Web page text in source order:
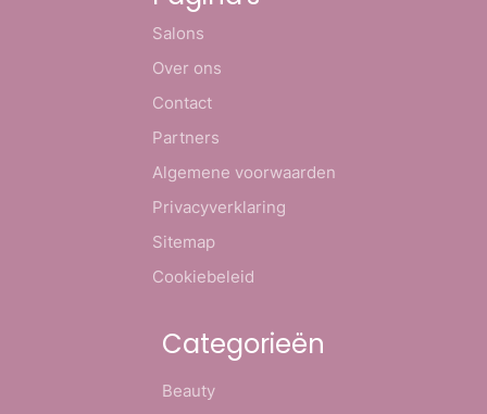
Salons
Over ons
Contact
Partners
Algemene voorwaarden
Privacyverklaring
Sitemap
Cookiebeleid
Categorieën
Beauty